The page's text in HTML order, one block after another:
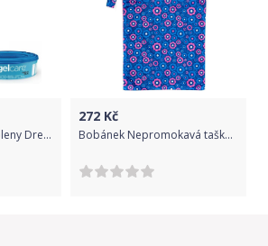
ANGELCARE Koš na pleny Dress Up + 1 kazeta + potah na koš Flower
272 Kč
Bobánek Nepromokavá taška normal Modré květy